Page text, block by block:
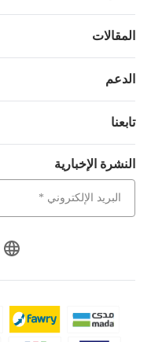
المقالات
الدعم
تابعنا
النشرة الإخبارية